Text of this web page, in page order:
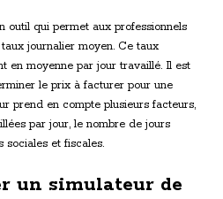
outil qui permet aux professionnels
journalier moyen. Ce taux
en moyenne par jour travaillé. Il est
le prix à facturer pour une
prend en compte plusieurs facteurs,
par jour, le nombre de jours
sociales et fiscales.
un simulateur de